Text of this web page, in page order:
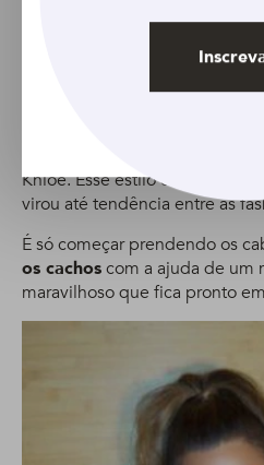
Reprodução: Instagram
Ondas castanhas
Khloé. Esse estilo de
virou até tendência entre as
É só começar prendendo os
os cachoscom a ajuda de um
maravilhoso que fica pronto